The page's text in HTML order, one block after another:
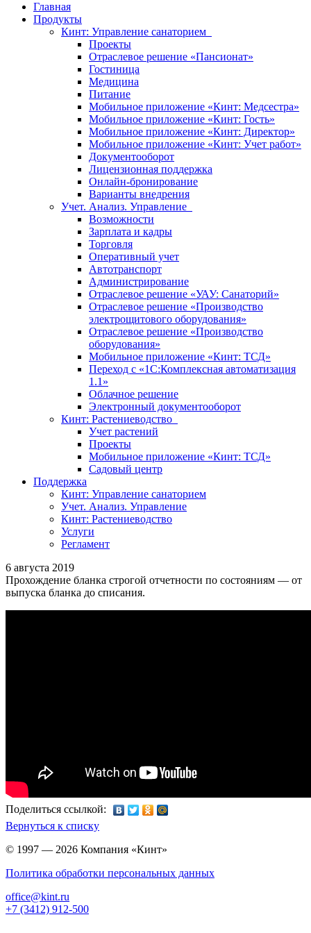
Главная
Продукты
Кинт: Управление санаторием
Проекты
Отраслевое решение «Пансионат»
Гостиница
Медицина
Питание
Мобильное приложение «Кинт: Медсестра»
Мобильное приложение «Кинт: Гость»
Мобильное приложение «Кинт: Директор»
Мобильное приложение «Кинт: Учет работ»
Документооборот
Лицензионная поддержка
Онлайн-бронирование
Варианты внедрения
Учет. Анализ. Управление
Возможности
Зарплата и кадры
Торговля
Оперативный учет
Автотранспорт
Администрирование
Отраслевое решение «УАУ: Санаторий»
Отраслевое решение «Производство
электрощитового оборудования»
Отраслевое решение «Производство
оборудования»
Мобильное приложение «Кинт: ТСД»
Переход с «1С:Комплексная автоматизация
1.1»
Облачное решение
Электронный документооборот
Кинт: Растениеводство
Учет растений
Проекты
Мобильное приложение «Кинт: ТСД»
Садовый центр
Поддержка
Кинт: Управление санаторием
Учет. Анализ. Управление
Кинт: Растениеводство
Услуги
Регламент
6 августа 2019
Прохождение бланка строгой отчетности по состояниям — от
выпуска бланка до списания.
Поделиться ссылкой:
Вернуться к списку
© 1997 — 2026 Компания «Кинт»
Политика обработки персональных данных
office@kint.ru
+7 (3412) 912-500